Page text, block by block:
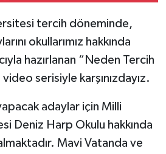
tercih döneminde,
okullarımız hakkında
hazırlanan “Neden Tercih
video serisiyle karşınızdayız.
adaylar için Milli
Deniz Harp Okulu hakkında
Mavi Vatanda ve